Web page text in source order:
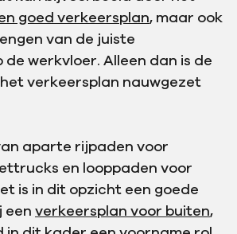
goed verkeersplan, maar ook
van de juiste
de werkvloer. Alleen dan is de
verkeersplan nauwgezet
aparte rijpaden voor
en looppaden voor
is in dit opzicht een goede
een verkeersplan voor buiten,